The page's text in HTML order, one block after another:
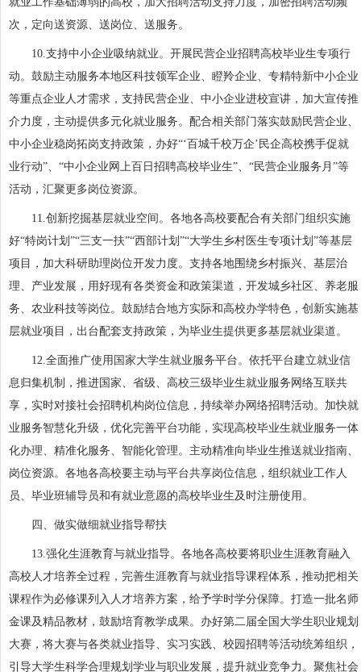
次，定向送资源、送岗位、送服务。
10.支持中小企业吸纳就业。开展民营企业招聘高校毕业生专项行
动。鼓励主动服务本地区科技领军企业、瞪羚企业、专精特新中小企业
等重点企业人才需求，支持民营企业、中小企业进校宣讲，加大宣传推
介力度，主动提供多元化就业服务。配合相关部门落实鼓励民营企业、
中小企业稳岗拓岗支持政策，办好“‘百城千校万企’民企高校携手促就
业行动”、“中小企业网上百日招聘高校毕业生”、“民营企业服务月”等
活动，汇聚更多岗位资源。
11.创新挖掘基层就业空间。各地各高校要配合有关部门组织实施
好“特岗计划”“三支一扶”“西部计划”“大学生乡村医生专项计划”等基层
项目，加大科研助理岗位开发力度。支持各地围绕乡村振兴、基层治
理、产业发展，用好现有各类资金和政策渠道，开发城乡社区、养老服
务、农业科技等岗位。鼓励结合地方实际和高校办学特色，创新实施基
层就业项目，出台配套支持政策，为毕业生提供更多基层就业渠道。
12.全面推广使用国家大学生就业服务平台。依托平台建立就业信
息归集机制，推进国家、省级、高校三级毕业生就业服务网络互联共
享，实时对接社会招聘机构岗位信息，持续举办网络招聘活动。加快就
业服务智慧化升级，优化完善平台功能，实现高校毕业生就业服务一体
化办理、精准化服务、智能化管理。主动精准向毕业生推送就业指南、
岗位资源。各地各高校要主动与平台共享岗位信息，组织就业工作人
员、毕业班辅导员和有就业意愿的高校毕业生及时注册使用。
四、做实做细就业指导帮扶
13.强化生涯教育与就业指导。各地各高校要将职业生涯教育融入
高校人才培养全过程，完善生涯教育与就业指导课程体系，推动把相关
课程作为必修课列入人才培养方案，给予学时学分保障。打造一批名师
金课及精品教材，鼓励培育教学成果。办好第二届全国大学生职业规划
大赛，将大赛与各类就业指导、实习实践、校园招聘等活动统筹组织，
引导大学生科学合理规划学业与职业发展，提升就业竞争力。聚焦社会